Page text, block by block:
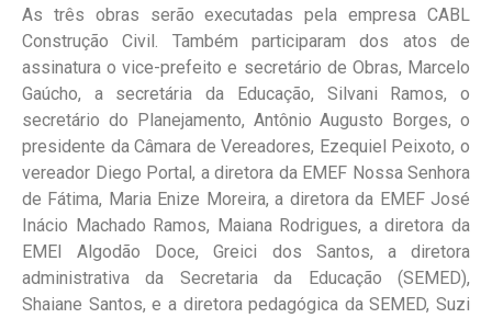
As três obras serão executadas pela empresa CABL
Construção Civil. Também participaram dos atos de
assinatura o vice-prefeito e secretário de Obras, Marcelo
Gaúcho, a secretária da Educação, Silvani Ramos, o
secretário do Planejamento, Antônio Augusto Borges, o
presidente da Câmara de Vereadores, Ezequiel Peixoto, o
vereador Diego Portal, a diretora da EMEF Nossa Senhora
de Fátima, Maria Enize Moreira, a diretora da EMEF José
Inácio Machado Ramos, Maiana Rodrigues, a diretora da
EMEI Algodão Doce, Greici dos Santos, a diretora
administrativa da Secretaria da Educação (SEMED),
Shaiane Santos, e a diretora pedagógica da SEMED, Suzi